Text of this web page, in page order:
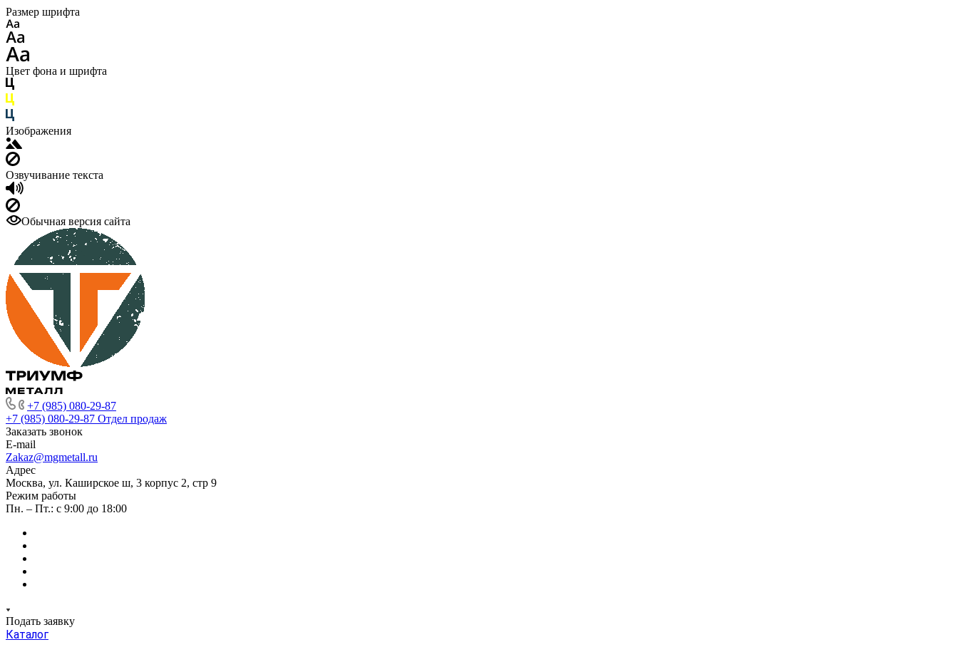
Размер шрифта
Цвет фона и шрифта
Изображения
Озвучивание текста
Обычная версия сайта
+7 (985) 080-29-87
+7 (985) 080-29-87 Отдел продаж
Заказать звонок
E-mail
Zakaz@mgmetall.ru
Адрес
Москва, ул. Каширское ш, 3 корпус 2, стр 9
Режим работы
Пн. – Пт.: с 9:00 до 18:00
Подать заявку
Каталог